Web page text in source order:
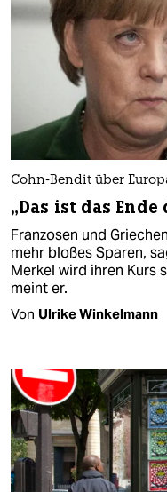
Cohn-Bendit über
„Das ist das
Franzosen und
mehr bloßes Sparen,
Merkel wird ihren Kurs
meint er.
Von Ulrike Winkelmann